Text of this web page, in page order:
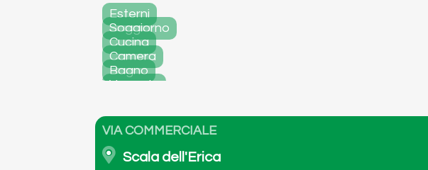
Esterni
Soggiorno
Cucina
Camera
Bagno
Veranda
VIA COMMERCIALE
Scala dell'Erica